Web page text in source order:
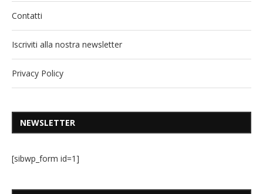
Contatti
Iscriviti alla nostra newsletter
Privacy Policy
NEWSLETTER
[sibwp_form id=1]